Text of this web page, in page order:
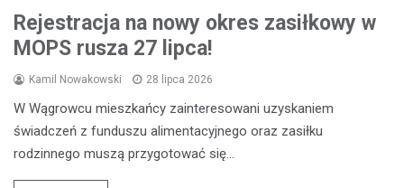
Rejestracja na nowy okres zasiłkowy w
MOPS rusza 27 lipca!
Kamil Nowakowski 28 lipca 2026
W Wągrowcu mieszkańcy zainteresowani uzyskaniem
świadczeń z funduszu alimentacyjnego oraz zasiłku
rodzinnego muszą przygotować się…